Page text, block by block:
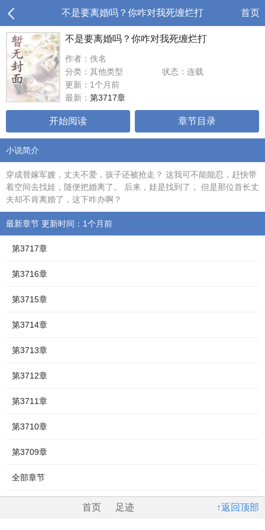
不是要离婚吗？你咋对我死缠烂打 首页
不是要离婚吗？你咋对我死缠烂打
作者：佚名
分类：其他类型
状态：连载
更新：1个月前
最新： 第3717章
开始阅读 章节目录
小说简介
穿成替嫁军嫂，丈夫不爱，孩子还被抢走？ 这我可不能能忍，赶快带
着空间去找娃，随便把婚离了。 后来，娃是找到了， 但是那位首长丈
夫却不肯离婚了，这下咋办啊？
最新章节 更新时间：1个月前
第3717章
第3716章
第3715章
第3714章
第3713章
第3712章
第3711章
第3710章
第3709章
全部章节
↑返回顶部
首页 足迹